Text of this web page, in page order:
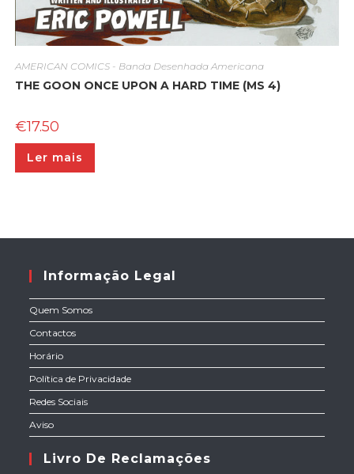
AMERICAN COMICS - Banda Desenhada Americana
THE GOON ONCE UPON A HARD TIME (MS 4)
€17.50
Ler mais
Informação Legal
Quem Somos
Contactos
Horário
Política de Privacidade
Redes Sociais
Aviso
Livro De Reclamações